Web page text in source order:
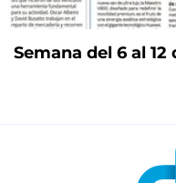
Semana del 6 al